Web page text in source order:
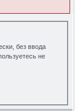
без ввода
не